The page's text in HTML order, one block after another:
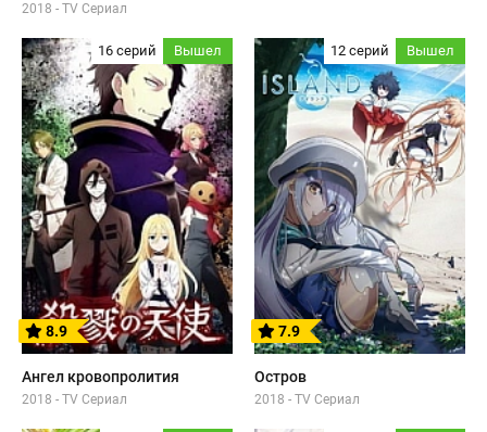
2018 - TV Сериал
16 серий Вышел
8.9
Ангел кровопролития
2018 - TV Сериал
12 серий Вышел
7.9
Остров
2018 - TV Сериал